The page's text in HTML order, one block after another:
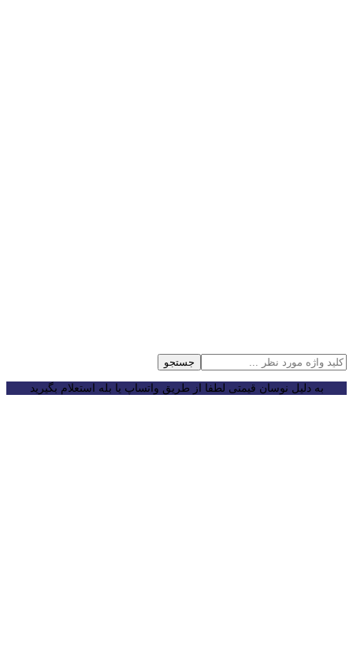
جستجو
به دلیل نوسان قیمتی لطفا از طریق واتساپ یا بله استعلام بگیرید